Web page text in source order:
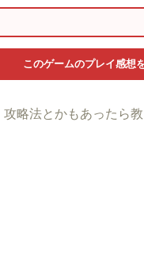
略法とかもあったら教